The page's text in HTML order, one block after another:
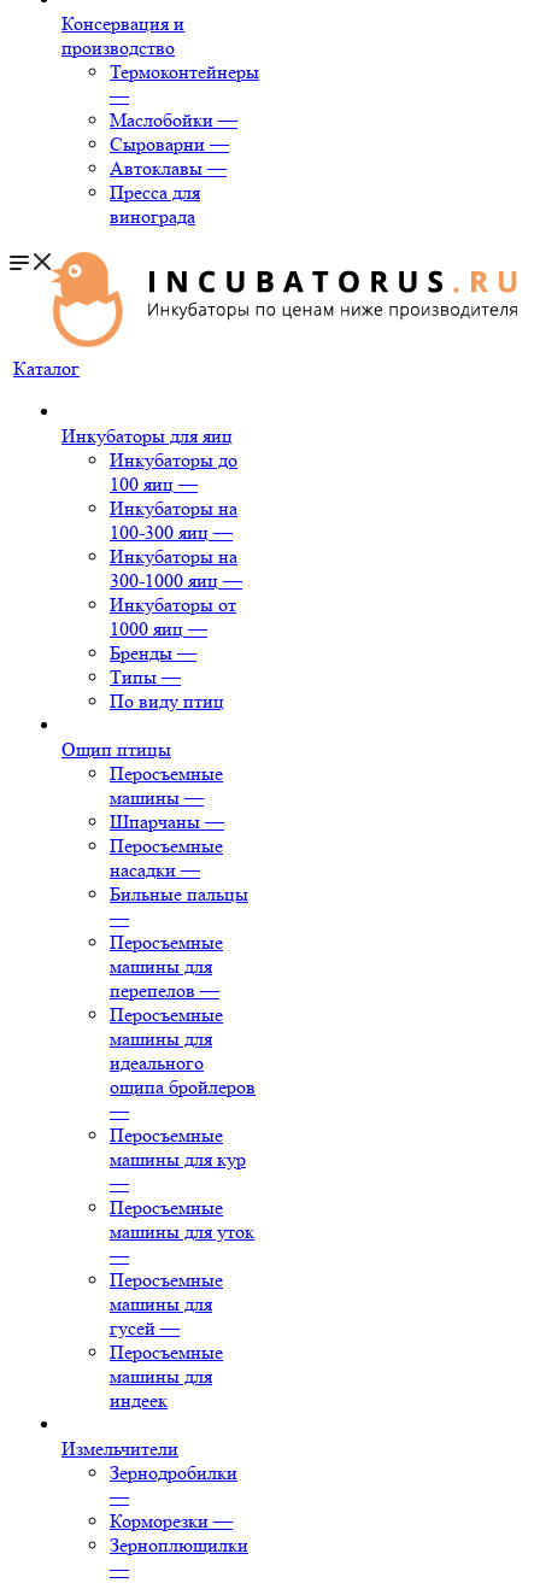
Консервация и
производство
Термоконтейнеры
—
Маслобойки —
Сыроварни —
Автоклавы —
Пресса для
винограда
Каталог
Инкубаторы для яиц
Инкубаторы до
100 яиц —
Инкубаторы на
100-300 яиц —
Инкубаторы на
300-1000 яиц —
Инкубаторы от
1000 яиц —
Бренды —
Типы —
По виду птиц
Ощип птицы
Перосъемные
машины —
Шпарчаны —
Перосъемные
насадки —
Бильные пальцы
—
Перосъемные
машины для
перепелов —
Перосъемные
машины для
идеального
ощипа бройлеров
—
Перосъемные
машины для кур
—
Перосъемные
машины для уток
—
Перосъемные
машины для
гусей —
Перосъемные
машины для
индеек
Измельчители
Зернодробилки
—
Корморезки —
Зерноплющилки
—